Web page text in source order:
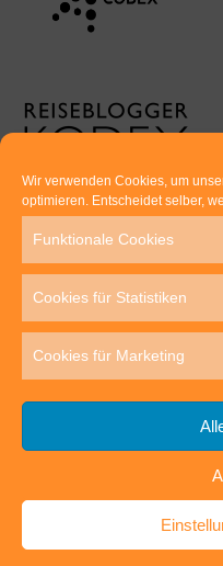
Wir verwenden Cookies, um
optimieren. Entscheidet selber,
Funktionale Cookies
Cookies für Statistiken
Cookies für Marketing
Euer
Thomas
outdoor-hochgenuss.de|